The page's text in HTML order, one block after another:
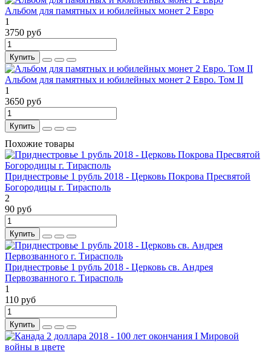
Альбом для памятных и юбилейных монет 2 Евро
1
3750 руб
Купить
Альбом для памятных и юбилейных монет 2 Евро. Том II
1
3650 руб
Купить
Похожие товары
Приднестровье 1 рубль 2018 - Церковь Покрова Пресвятой
Богородицы г. Тирасполь
2
90 руб
Купить
Приднестровье 1 рубль 2018 - Церковь св. Андрея
Первозванного г. Тирасполь
1
110 руб
Купить